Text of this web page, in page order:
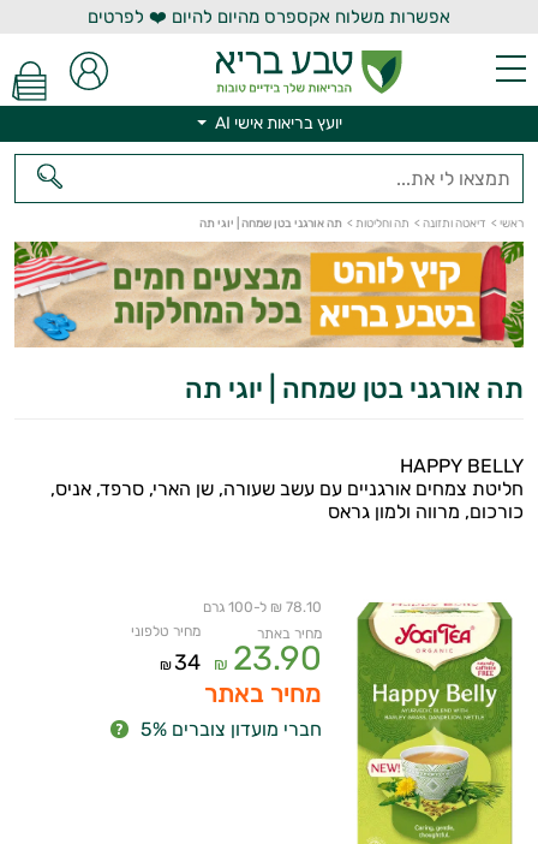
אפשרות משלוח אקספרס מהיום להיום ❤️ לפרטים
יועץ בריאות אישי AI
ראשי > דיאטה ותזונה > תה וחליטות > תה אורגני בטן שמחה | יוגי תה
נפיחות
בטנית
שורפי
שומן
שמירת
תה אורגני בטן שמחה | יוגי תה
HAPPY BELLY
חליטת צמחים אורגניים עם עשב שעורה, שן הארי, סרפד, אניס,
כורכום, מרווה ולמון גראס
78.10 ₪ ל-100 גרם
מחיר באתר
23.90
₪
מחיר טלפוני
34
₪
מחיר באתר
חברי מועדון צוברים 5%
יועץ בריאות אישי AI